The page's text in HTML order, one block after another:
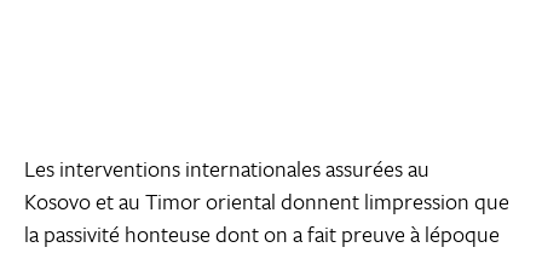
Les interventions internationales assurées au
Kosovo et au Timor oriental donnent limpression que
la passivité honteuse dont on a fait preuve à lépoque